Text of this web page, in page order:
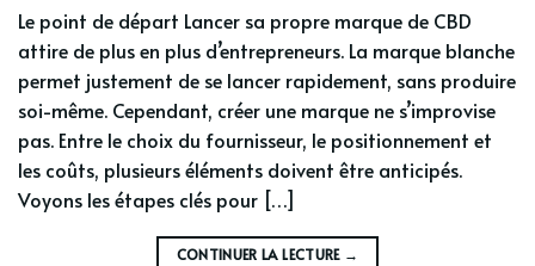
Le point de départ Lancer sa propre marque de CBD
attire de plus en plus d’entrepreneurs. La marque blanche
permet justement de se lancer rapidement, sans produire
soi-même. Cependant, créer une marque ne s’improvise
pas. Entre le choix du fournisseur, le positionnement et
les coûts, plusieurs éléments doivent être anticipés.
Voyons les étapes clés pour […]
CONTINUER LA LECTURE →